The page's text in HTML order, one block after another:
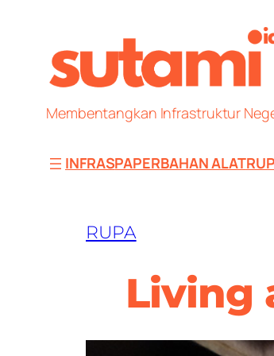
content
Membentangkan Infrastruktur
INFRASPAPERBAHAN ALAT
RUPA
Living